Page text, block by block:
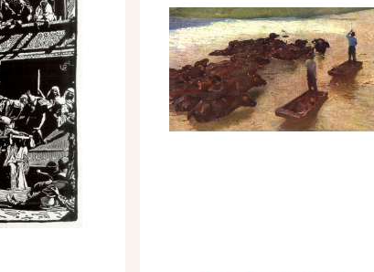
Partecipa alla Biennale di Venezia del 1928 con 2
dipinti, e 2 sculture.
Nel 1929 viene nominato Accademico d'Italia.
Nel 1930 partecipa XVII Esposizione Biennale
Internazionale d'Arte della Città di Venezia, con tre
dipinti: Oro, Argento, Lapislazzuli.
Nel 1930 scrive e illustra il saggio: Il paesaggio
laziale nell'Eneide. per: Virgilio, a cura di Vincenzo
Ussani, Supplemento al n. 49 de "L'Illustrazione